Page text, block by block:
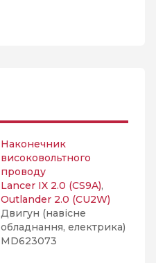
Наконечник
високовольтного
проводу
Lancer IX 2.0 (CS9A),
Outlander 2.0 (CU2W)
Двигун (навісне
обладнання, електрика)
MD623073